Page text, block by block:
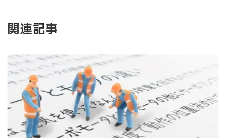
関連記事